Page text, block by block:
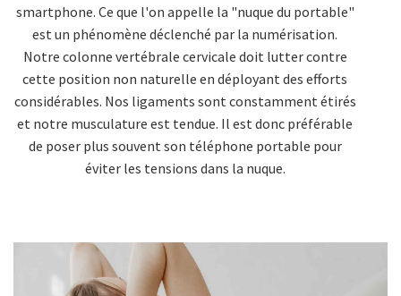
smartphone. Ce que l'on appelle la "nuque du portable"
est un phénomène déclenché par la numérisation.
Notre colonne vertébrale cervicale doit lutter contre
cette position non naturelle en déployant des efforts
considérables. Nos ligaments sont constamment étirés
et notre musculature est tendue. Il est donc préférable
de poser plus souvent son téléphone portable pour
éviter les tensions dans la nuque.